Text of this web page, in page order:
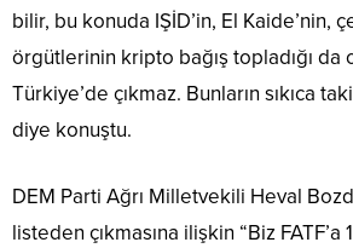
bilir, bu konuda IŞİD’in, El Kaide’nin,
örgütlerinin kripto bağış topladığı da
Türkiye’de çıkmaz. Bunların sıkıca
diye konuştu.
DEM Parti Ağrı Milletvekili Heval
listeden çıkmasına ilişkin “Biz